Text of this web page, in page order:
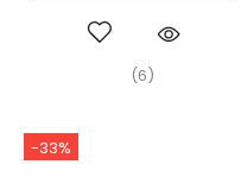
(6)
-33%